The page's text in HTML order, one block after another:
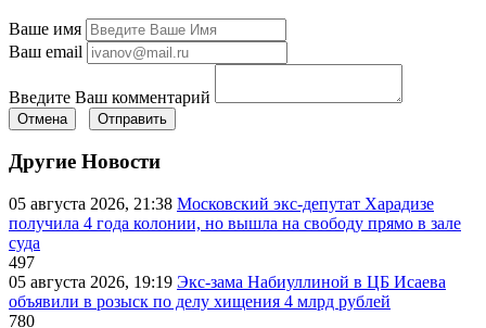
Ваше имя
Ваш email
Введите Ваш комментарий
Отмена Отправить
Другие Новости
05 августа 2026, 21:38 Московский экс-депутат Харадизе
получила 4 года колонии, но вышла на свободу прямо в зале
суда
497
05 августа 2026, 19:19 Экс-зама Набиуллиной в ЦБ Исаева
объявили в розыск по делу хищения 4 млрд рублей
780